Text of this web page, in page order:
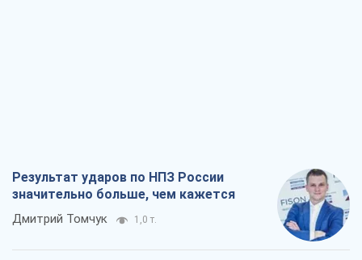
Результат ударов по НПЗ России
значительно больше, чем кажется
Дмитрий Томчук 1,0 т.